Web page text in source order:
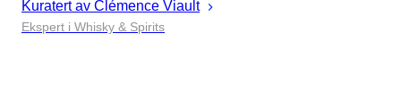
Kuratert av Clémence Viault
Ekspert i Whisky & Spirits